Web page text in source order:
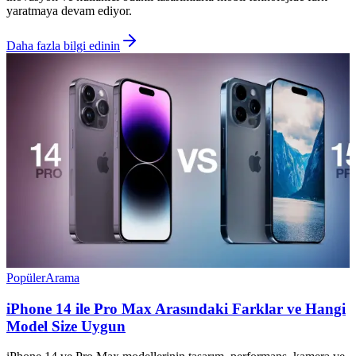
yaratmaya devam ediyor.
Daha fazla bilgi edinin
PopülerArama
iPhone 14 ile Pro Max Arasındaki Farklar ve Hangi
Model Size Uygun